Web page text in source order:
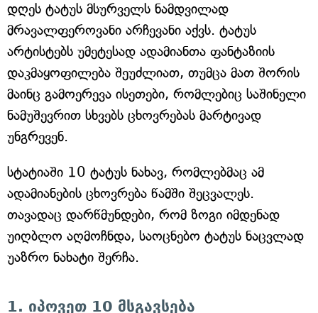
დღეს ტატუს მსურველს ნამდვილად
მრავალფეროვანი არჩევანი აქვს. ტატუს
არტისტებს უმეტესად ადამიანთა ფანტაზიის
დაკმაყოფილება შეუძლიათ, თუმცა მათ შორის
მაინც გამოერევა ისეთები, რომლებიც საშინელი
ნამუშევრით სხვებს ცხოვრებას მარტივად
უნგრევენ.
სტატიაში 10 ტატუს ნახავ, რომლებმაც ამ
ადამიანების ცხოვრება წამში შეცვალეს.
თავადაც დარწმუნდები, რომ ზოგი იმდენად
უიღბლო აღმოჩნდა, საოცნებო ტატუს ნაცვლად
უაზრო ნახატი შერჩა.
1. იპოვეთ 10 მსგავსება